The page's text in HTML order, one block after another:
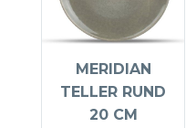
der
Produktseite
gewählt
werden
MERIDIAN
TELLER RUND
20 CM